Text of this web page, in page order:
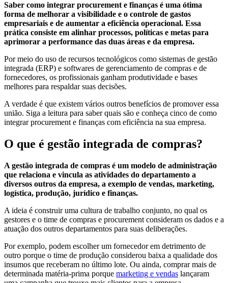
Saber como integrar procurement e finanças é uma ótima
forma de melhorar a visibilidade e o controle de gastos
empresariais e de aumentar a eficiência operacional. Essa
prática consiste em alinhar processos, políticas e metas para
aprimorar a performance das duas áreas e da empresa.
Por meio do uso de recursos tecnológicos como sistemas de gestão
integrada (ERP) e softwares de gerenciamento de compras e de
fornecedores, os profissionais ganham produtividade e bases
melhores para respaldar suas decisões.
A verdade é que existem vários outros benefícios de promover essa
união. Siga a leitura para saber quais são e conheça cinco de como
integrar procurement e finanças com eficiência na sua empresa.
O que é gestão integrada de compras?
A gestão integrada de compras é um modelo de administração
que relaciona e vincula as atividades do departamento a
diversos outros da empresa, a exemplo de vendas, marketing,
logística, produção, jurídico e finanças.
A ideia é construir uma cultura de trabalho conjunto, no qual os
gestores e o time de compras e procurement consideram os dados e a
atuação dos outros departamentos para suas deliberações.
Por exemplo, podem escolher um fornecedor em detrimento de
outro porque o time de produção considerou baixa a qualidade dos
insumos que receberam no último lote. Ou ainda, comprar mais de
determinada matéria-prima porque marketing e vendas lançaram